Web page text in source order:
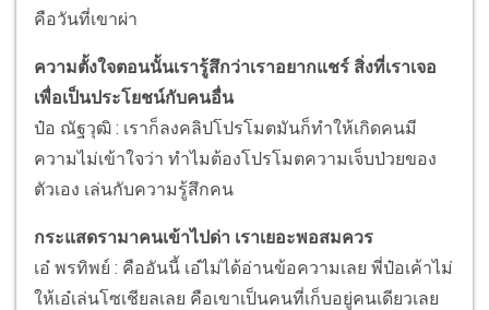
คือวันที่เขาผ่า
ความตั้งใจตอนนั้นเรารู้สึกว่าเราอยากแชร์ สิ่งที่เราเจอ
เพื่อเป็นประโยชน์กับคนอื่น
ป๋อ ณัฐวุฒิ : เราก็ลงคลิปโปรโมตมันก็ทำให้เกิดคนมี
ความไม่เข้าใจว่า ทำไมต้องโปรโมตความเจ็บป่วยของ
ตัวเอง เล่นกับความรู้สึกคน
กระแสดรามาคนเข้าไปด่า เราเยอะพอสมควร
เอ๋ พรทิพย์ : คืออันนี้ เอ๋ไม่ได้อ่านข้อความเลย พี่ป๋อเค้าไม่
ให้เอ๋เล่นโซเชียลเลย คือเขาเป็นคนที่เก็บอยู่คนเดียวเลย